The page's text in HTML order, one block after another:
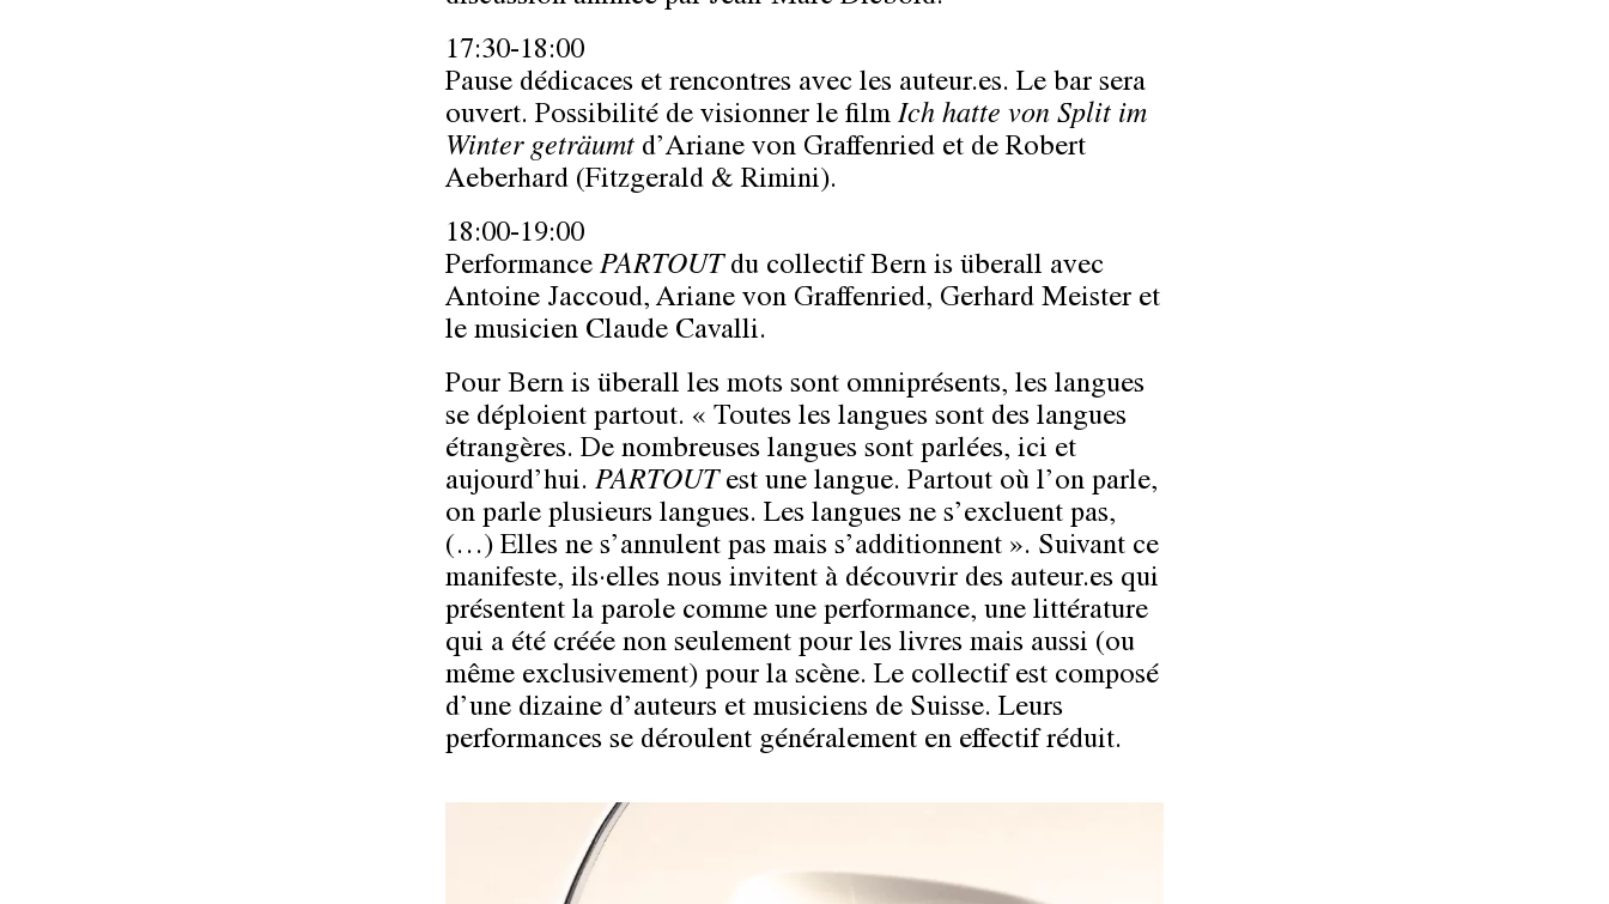
17:30-18:00
Pause dédicaces et rencontres avec les auteur.es. Le bar sera
ouvert. Possibilité de visionner le film Ich hatte von Split im
Winter geträumt d’Ariane von Graffenried et de Robert
Aeberhard (Fitzgerald & Rimini).
18:00-19:00
Performance PARTOUTdu collectif Bern is überall avec
Antoine Jaccoud, Ariane von Graffenried, Gerhard Meister et
le musicien Claude Cavalli.
Pour Bern is überall les mots sont omniprésents, les langues
se déploient partout. « Toutes les langues sont des langues
étrangères. De nombreuses langues sont parlées, ici et
aujourd’hui. PARTOUTest une langue. Partout où l’on parle,
on parle plusieurs langues. Les langues ne s’excluent pas,
(…) Elles ne s’annulent pas mais s’additionnent ». Suivant ce
manifeste, ils·elles nous invitent à découvrir des auteur.es qui
présentent la parole comme une performance, une littérature
qui a été créée non seulement pour les livres mais aussi (ou
même exclusivement) pour la scène. Le collectif est composé
d’une dizaine d’auteurs et musiciens de Suisse. Leurs
performances se déroulent généralement en effectif réduit.